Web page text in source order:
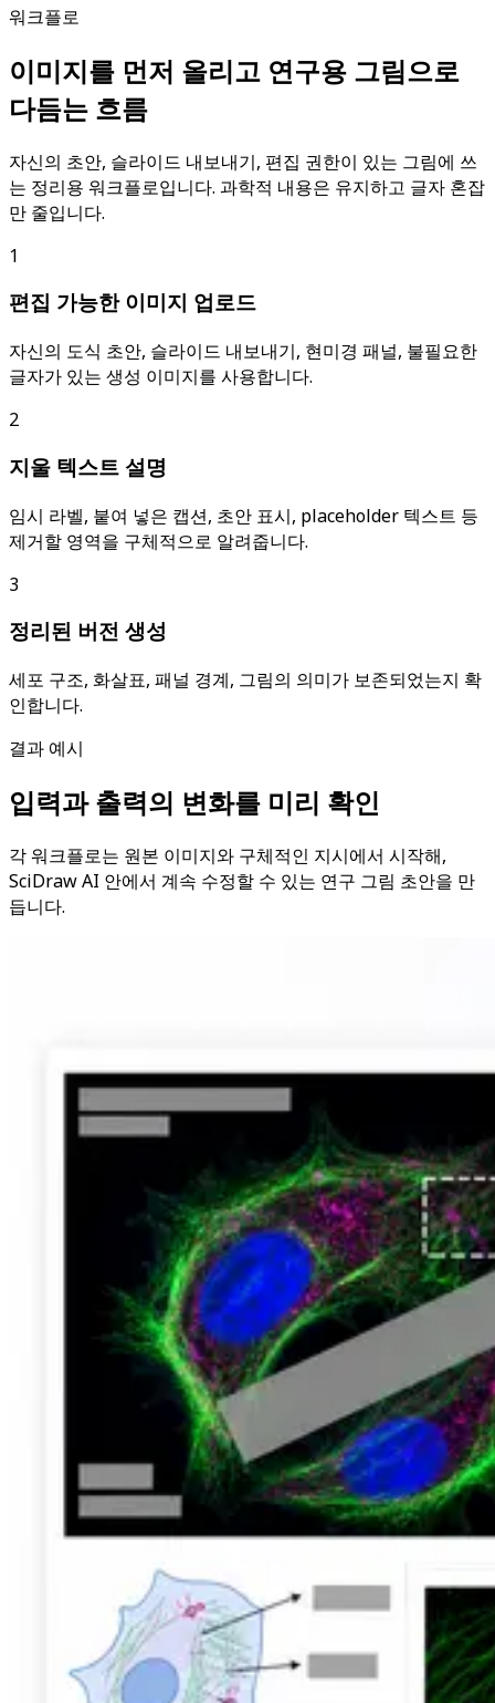
워크플로
이미지를 먼저 올리고 연구용 그림으로
다듬는 흐름
자신의 초안, 슬라이드 내보내기, 편집 권한이 있는 그림에 쓰
는 정리용 워크플로입니다. 과학적 내용은 유지하고 글자 혼잡
만 줄입니다.
1
편집 가능한 이미지 업로드
자신의 도식 초안, 슬라이드 내보내기, 현미경 패널, 불필요한
글자가 있는 생성 이미지를 사용합니다.
2
지울 텍스트 설명
임시 라벨, 붙여 넣은 캡션, 초안 표시, placeholder 텍스트 등
제거할 영역을 구체적으로 알려줍니다.
3
정리된 버전 생성
세포 구조, 화살표, 패널 경계, 그림의 의미가 보존되었는지 확
인합니다.
결과 예시
입력과 출력의 변화를 미리 확인
각 워크플로는 원본 이미지와 구체적인 지시에서 시작해,
SciDraw AI 안에서 계속 수정할 수 있는 연구 그림 초안을 만
듭니다.